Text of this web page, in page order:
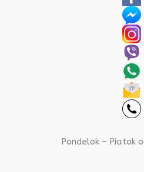
Pondelok – Piatok